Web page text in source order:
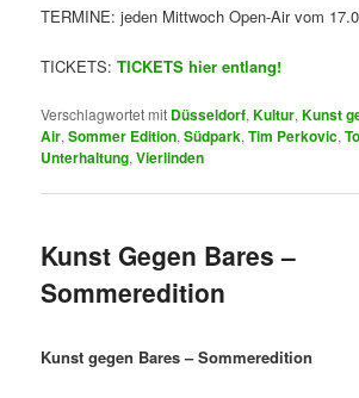
TERMINE: jeden Mittwoch Open-Air vom
TICKETS:TICKETS hier entlang!
Verschlagwortet mit Düsseldorf,Kultur,Kunst
Air,Sommer Edition,Südpark,Tim Perkovic,
Unterhaltung,Vierlinden
Kunst Gegen Bares –
Sommeredition
Kunst gegen Bares – Sommeredition